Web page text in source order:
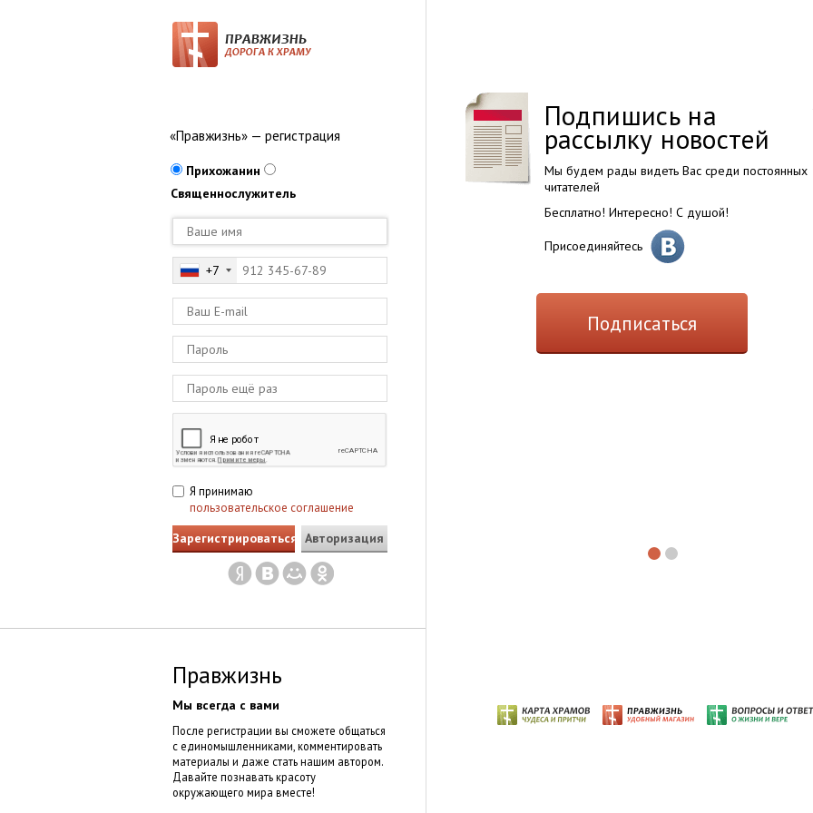
«Правжизнь» — регистрация
Прихожанин
Священнослужитель
+7
Я принимаю
пользовательское соглашение
Авторизация
Правжизнь
Мы всегда с вами
После регистрации вы сможете общаться
с единомышленниками, комментировать
материалы и даже стать нашим автором.
Давайте познавать красоту
окружающего мира вместе!
Подпишись на
рассылку новостей
Мы будем рады видеть Вас среди постоянных
читателей
Бесплатно! Интересно! С душой!
Присоединяйтесь
Подписаться
Подпишись на СМС-